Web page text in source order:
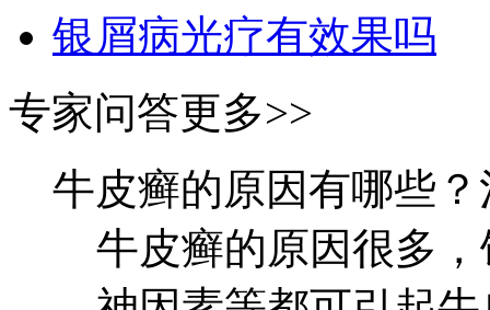
银屑病光疗有效果吗
专家问答更多>>
牛皮癣的原因有哪些
牛皮癣的原因很多